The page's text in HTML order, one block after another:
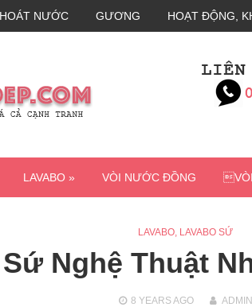
NƯỚC GƯƠNG HOẠT ĐỘNG,
LAVABO » VÒI NƯỚC ĐỒNG
LAVABO, LAVABO SỨ
Nghệ Thuật
8 YEARSAGO ADMIN